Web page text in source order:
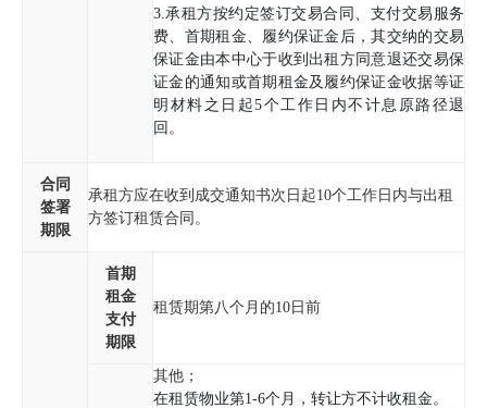
3.承租方按约定签订交易合同、支付交易服务
费、首期租金、履约保证金后，其交纳的交易
保证金由本中心于收到出租方同意退还交易保
证金的通知或首期租金及履约保证金收据等证
明材料之日起5个工作日内不计息原路径退
回。
合同
签署
期限
承租方应在收到成交通知书次日起10个工作日内与出租
方签订租赁合同。
首期
租金
支付
期限
租赁期第八个月的10日前
其他；
在租赁物业第1-6个月，转让方不计收租金。